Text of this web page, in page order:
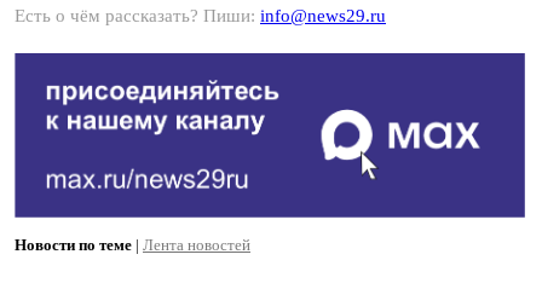
Есть о чём рассказать? Пиши: info@news29.ru
Новости по теме | Лента новостей